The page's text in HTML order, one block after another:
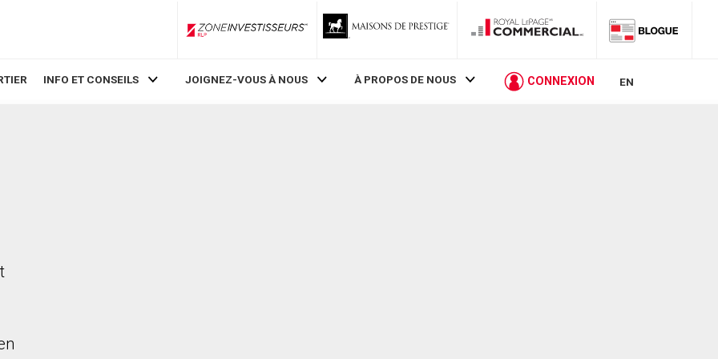
ZoneInvestisseurs RLP
INFO ET CONSEILS JOIGNEZ-VOUS À NOUS À PROPOS DE NOUS CONNEXION EN